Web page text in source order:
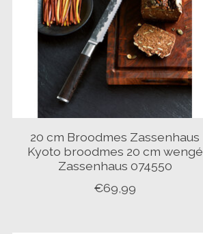
20 cm Broodmes Zassenhaus
Kyoto broodmes 20 cm wengé
Zassenhaus 074550
€69,99